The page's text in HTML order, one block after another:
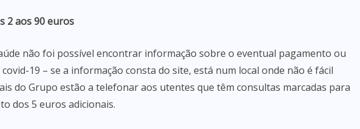
2 aos 90 euros
não foi possível encontrar informação sobre o eventual pagamento ou
19 – se a informação consta do site, está num local onde não é fácil
do Grupo estão a telefonar aos utentes que têm consultas marcadas para
dos 5 euros adicionais.